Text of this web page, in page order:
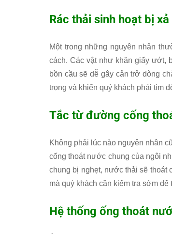
Rác thải sinh hoạt bị
Một trong những nguyên nhân
cách. Các vật như khăn giấy ướt,
bồn cầu sẽ dễ gây cản trở dòng
trọng và khiến quý khách phải tìm
Tắc từ đường cống
Không phải lúc nào nguyên nhân
cống thoát nước chung của ngôi
chung bị nghẹt, nước thải sẽ thoát
mà quý khách cần kiểm tra sớm
Hệ thống ống thoát